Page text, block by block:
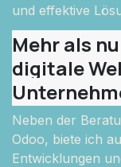
und effektive
Mehr als
digitale
Neben der
Odoo, biete ich
Entwicklungen